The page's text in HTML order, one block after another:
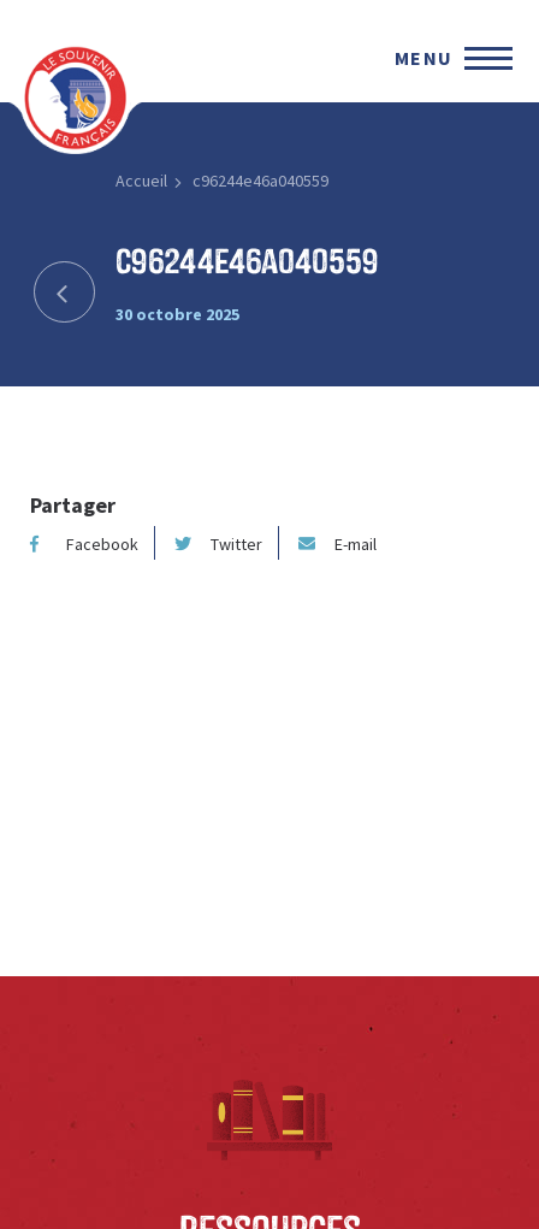
MENU
Accueil c96244e46a040559
c96244e46a040559
30 octobre 2025
Partager
Facebook Twitter E-mail